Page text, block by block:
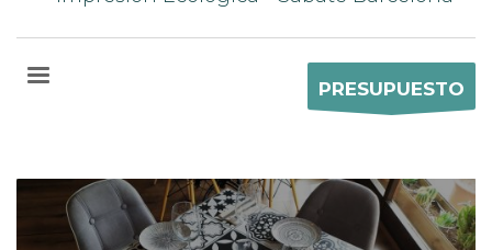
PRESUPUESTO